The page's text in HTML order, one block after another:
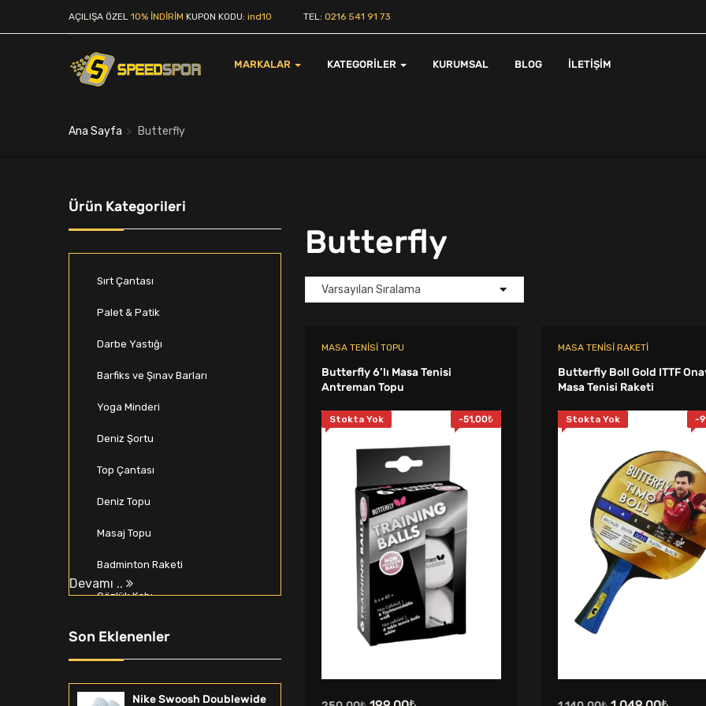
AÇILIŞA ÖZEL 10% İNDİRİM KUPON KODU: ind10 TEL: 0216 541 91 73
MARKALAR KATEGORILER KURUMSAL BLOG İLETIŞIM
Ana Sayfa Butterfly
Ürün Kategorileri
Sırt Çantası
Palet & Patik
Darbe Yastığı
Barfiks ve Şınav Barları
Yoga Minderi
Deniz Şortu
Top Çantası
Deniz Topu
Masaj Topu
Badminton Raketi
Gözlük Kabı
Spor Softshell & Polar
Zıplama Kutusu
Devamı ..
Son Eklenenler
Nike Swoosh Doublewide
Butterfly
MASA TENISI TOPU
Butterfly 6’lı Masa Tenisi
Antreman Topu
Stokta Yok -51,00₺
MASA TENISI RAKETI
Butterfly Boll Gold ITTF
Masa Tenisi Raketi
Stokta Yok -